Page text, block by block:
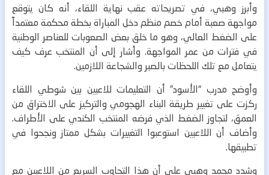
وأبرز وهبي، في تصريحاته عقب نهاية اللقاء، أنه كان يتوقع
مواجهة صعبة أمام خصم منظم دخل المباراة بخطة محكمة معتمداً
على الضغط العالي، وهو ما خلق بعض الصعوبات للعناصر الوطنية
في فترات من عمر المواجهة. وأشار إلى أن المنتخب عرف كيف
يتعامل مع تلك اللحظات بالصبر والشجاعة اللازمين.
وأوضح مدرب “الأسود” أن التعليمات للاعبين بين شوطي اللقاء
ركزت على تغيير طريقة البناء الهجومي والتركيز على الاختراق من
العمق، لتجاوز الضغط الذي فرضه المنتخب الكندي على الأطراف.
وأضاف أن اللاعبين استوعبوا التغييرات بشكل ممتاز ونجحوا في
تطبيقها.
وشدد محمد وهبي على أن هذا التجاوب السريع من اللاعبين مع